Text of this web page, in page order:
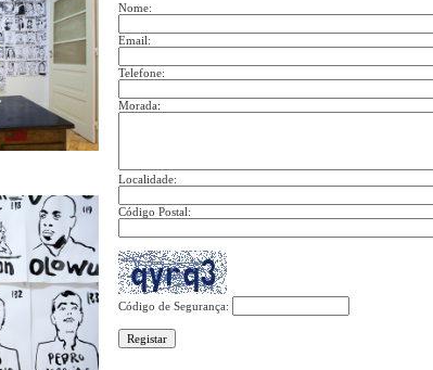
Nome:
Email:
Telefone:
Morada:
Localidade:
Código Postal:
Código de Segurança: